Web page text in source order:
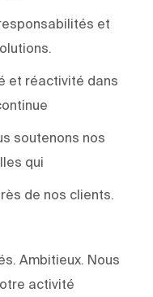
et
et réactivité dans
soutenons nos
qui
de nos clients.
Ambitieux. Nous
activité